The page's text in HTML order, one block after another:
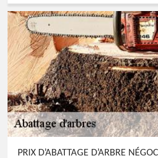
PRIX D’ABATTAGE D’ARBRE